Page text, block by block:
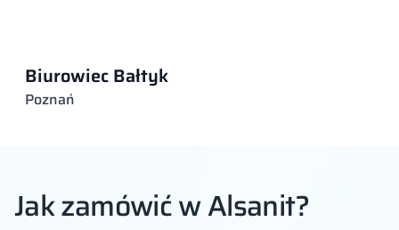
Biurowiec Bałtyk
Poznań
Jak zamówić w Alsanit?